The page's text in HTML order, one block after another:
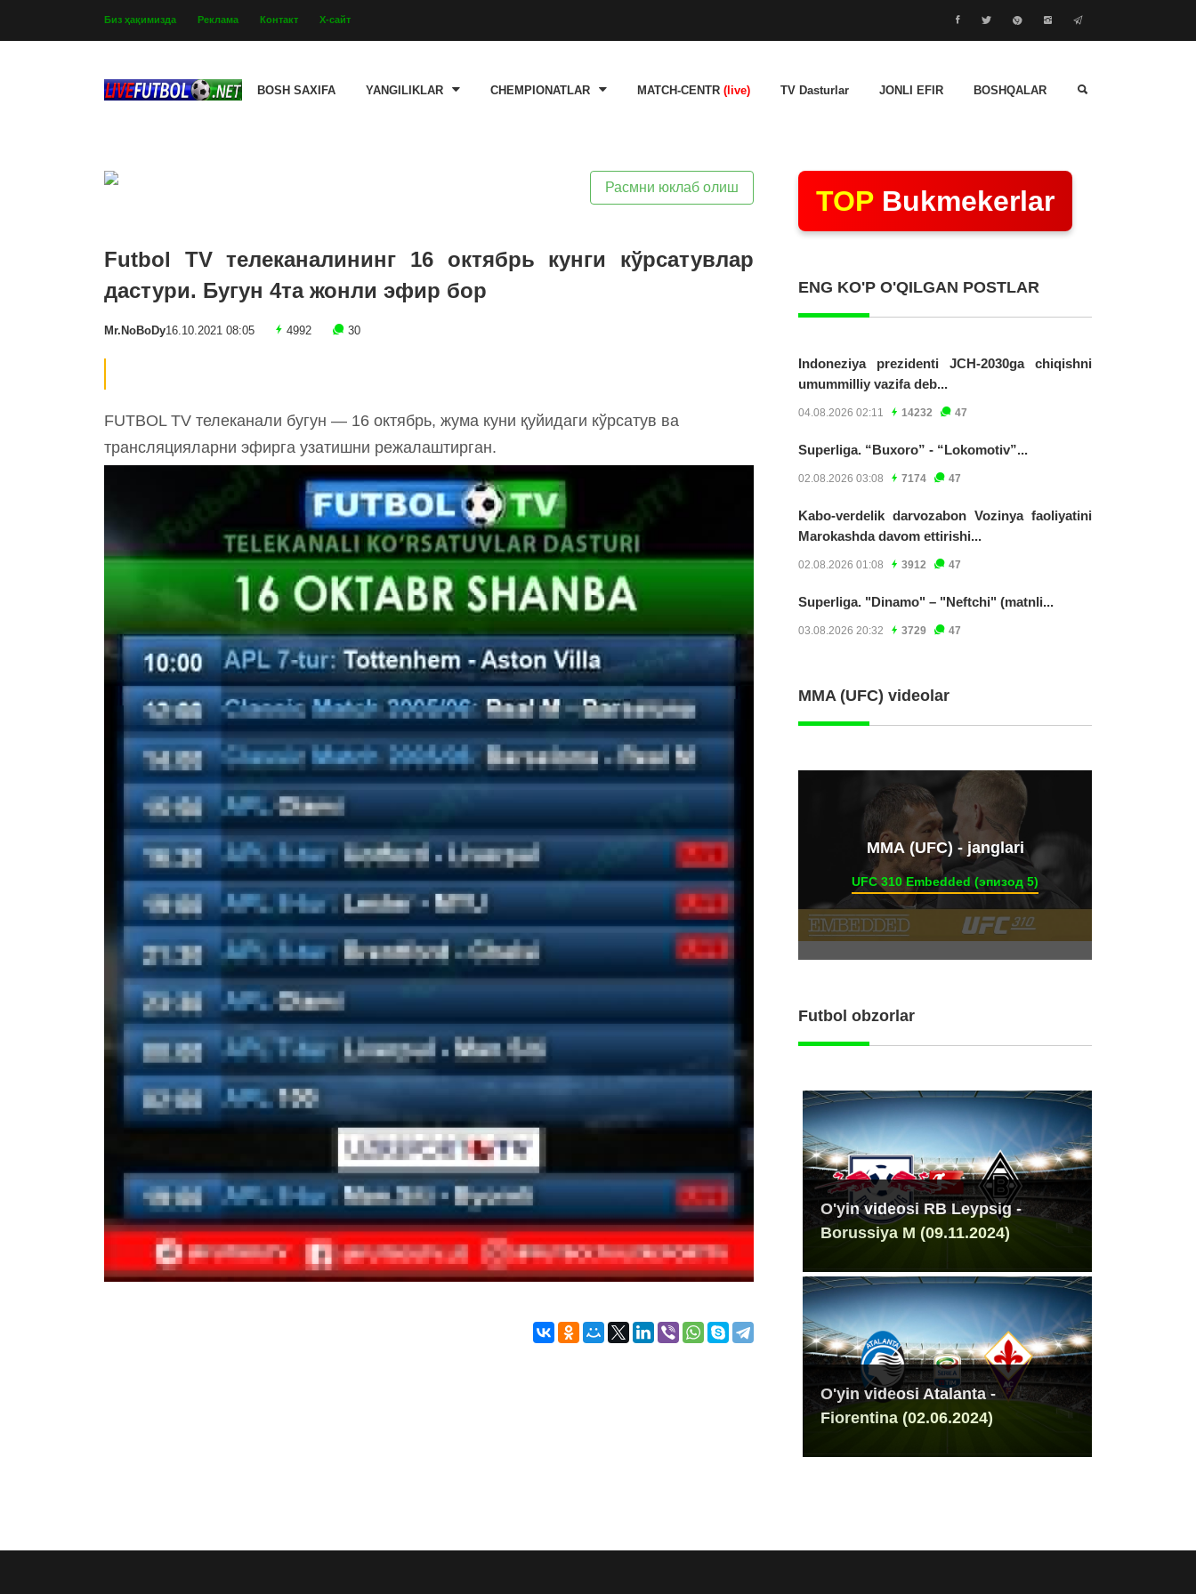
Биз ҳақимизда Реклама Контакт Х-сайт
BOSH SAXIFA YANGILIKLAR CHEMPIONATLAR MATCH-CENTR (live) TV Dasturlar JONLI EFIR BOSHQALAR
Расмни юклаб олиш
Futbol TV телеканалининг 16 октябрь кунги кўрсатувлар
дастури. Бугун 4та жонли эфир бор
Mr.NoBoDy16.10.2021 08:05 4992 30
FUTBOL TV телеканали бугун — 16 октябрь, жума куни қуйидаги кўрсатув ва
трансляцияларни эфирга узатишни режалаштирган.
TOP Bukmekerlar
ENG KO'P O'QILGAN POSTLAR
Indoneziya prezidenti JCH-2030ga chiqishni
umummilliy vazifa deb...
04.08.2026 02:11 14232 47
Superliga. “Buxoro” - “Lokomotiv”...
02.08.2026 03:08 7174 47
Kabo-verdelik darvozabon Vozinya faoliyatini
Marokashda davom ettirishi...
02.08.2026 01:08 3912 47
Superliga. "Dinamo" – "Neftchi" (matnli...
03.08.2026 20:32 3729 47
MMA (UFC) videolar
ММА (UFC) - janglari
UFC 310 Embedded (эпизод 5)
Futbol obzorlar
O'yin videosi RB Leypsig -
Borussiya M (09.11.2024)
O'yin videosi Atalanta -
Fiorentina (02.06.2024)